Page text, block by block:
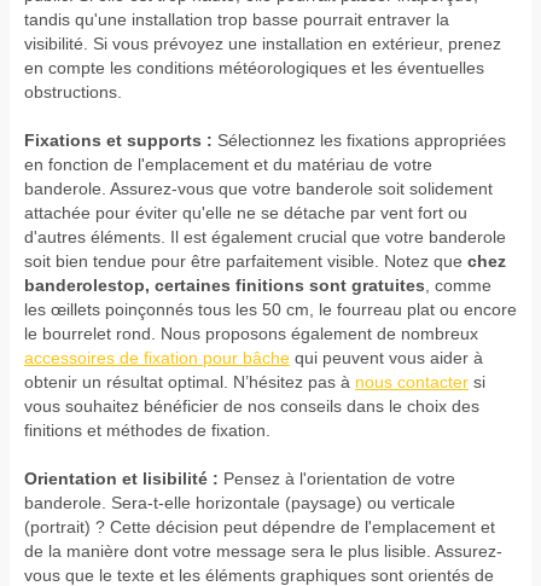
tandis qu'une installation trop basse pourrait entraver la
visibilité. Si vous prévoyez une installation en extérieur, prenez
en compte les conditions météorologiques et les éventuelles
obstructions.
Fixations et supports : Sélectionnez les fixations appropriées
en fonction de l'emplacement et du matériau de votre
banderole. Assurez-vous que votre banderole soit solidement
attachée pour éviter qu'elle ne se détache par vent fort ou
d'autres éléments. Il est également crucial que votre banderole
soit bien tendue pour être parfaitement visible. Notez que chez
banderolestop, certaines finitions sont gratuites , comme
les œillets poinçonnés tous les 50 cm, le fourreau plat ou encore
le bourrelet rond. Nous proposons également de nombreux
accessoires de fixation pour bâche qui peuvent vous aider à
obtenir un résultat optimal. N’hésitez pas à nous contacter si
vous souhaitez bénéficier de nos conseils dans le choix des
finitions et méthodes de fixation.
Orientation et lisibilité : Pensez à l'orientation de votre
banderole. Sera-t-elle horizontale (paysage) ou verticale
(portrait) ? Cette décision peut dépendre de l'emplacement et
de la manière dont votre message sera le plus lisible. Assurez-
vous que le texte et les éléments graphiques sont orientés de